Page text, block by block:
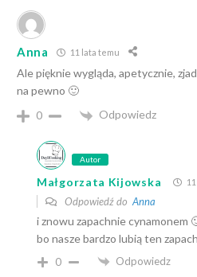
Anna 11 lata temu
Ale pięknie wygląda, apetycznie,
na pewno 🙂
0
Odpowiedz
Autor
Małgorzata Kijowska
Odpowiedź do Anna
i znowu zapachnie cynamonem
bo nasze bardzo lubią ten
0 Odpowiedz